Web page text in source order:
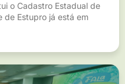
o Cadastro Estadual de
de Estupro já está em